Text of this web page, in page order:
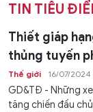
TIN TIÊU
Thiết giáp
thủng tuyến
Thế giới 16/07/
GD&TĐ - Những
tăng chiến đấu